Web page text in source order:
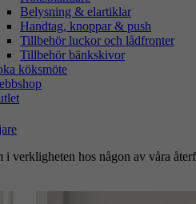
Belysning & elartiklar
Handtag, knoppar & push
Tillbehör luckor och lådfronter
Tillbehör bänkskivor
köksmöte
i verkligheten hos någon av våra